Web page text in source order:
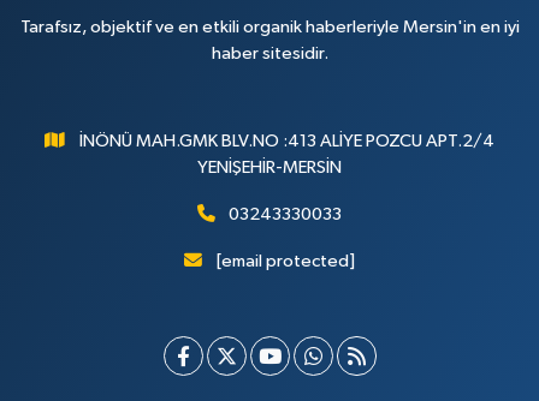
Tarafsız, objektif ve en etkili organik haberleriyle Mersin'in en iyi
haber sitesidir.
İNÖNÜ MAH.GMK BLV.NO :413 ALİYE POZCU APT.2/4
YENİŞEHİR-MERSİN
03243330033
[email protected]